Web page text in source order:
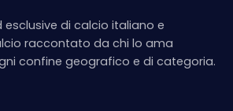
esclusive di calcio italiano e
raccontato da chi lo ama
confine geografico e di categoria.